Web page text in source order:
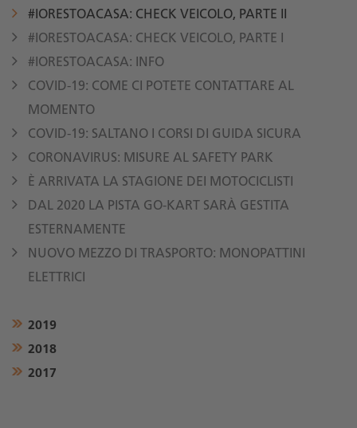
#IORESTOACASA: CHECK VEICOLO, PARTE II
#IORESTOACASA: CHECK VEICOLO, PARTE I
#IORESTOACASA: INFO
COVID-19: COME CI POTETE CONTATTARE AL
MOMENTO
COVID-19: SALTANO I CORSI DI GUIDA SICURA
CORONAVIRUS: MISURE AL SAFETY PARK
È ARRIVATA LA STAGIONE DEI MOTOCICLISTI
DAL 2020 LA PISTA GO-KART SARÀ GESTITA
ESTERNAMENTE
NUOVO MEZZO DI TRASPORTO: MONOPATTINI
ELETTRICI
2019
2018
2017